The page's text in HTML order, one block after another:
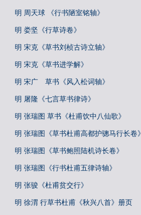
明 周天球 《行书陋室铭轴》
明 娄坚《行草诗卷》
明 宋克《草书刘桢古诗立轴》
明 宋克《草书进学解》
明 宋广 草书《风入松词轴》
明 屠隆《七言草书律诗》
明 张瑞图 草书《杜甫饮中八仙歌》
明 张瑞图《草书杜甫高都护骢马行长卷》
明 张瑞图《草书鲍照陆机诗长卷》
明 张瑞图《行书杜甫五律诗轴》
明 张骏《杜甫贫交行》
明 徐渭 行草书杜甫《秋兴八首》册页